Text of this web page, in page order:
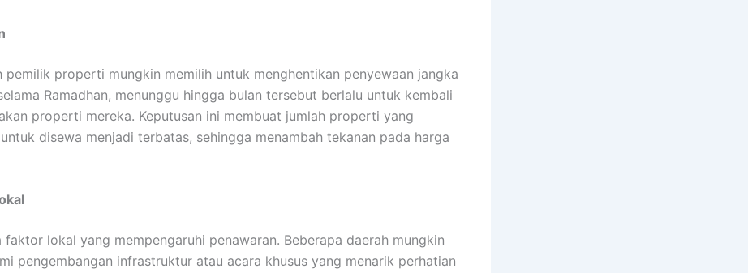
pemilik properti mungkin memilih untuk menghentikan penyewaan jangka
Ramadhan, menunggu hingga bulan tersebut berlalu untuk kembali
properti mereka. Keputusan ini membuat jumlah properti yang
disewa menjadi terbatas, sehingga menambah tekanan pada harga
faktor lokal yang mempengaruhi penawaran. Beberapa daerah mungkin
pengembangan infrastruktur atau acara khusus yang menarik perhatian